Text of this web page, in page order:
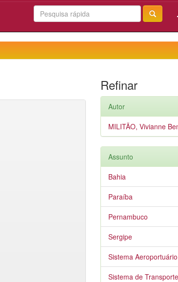
Refinar
Autor
MILITÃO, Vivianne
Assunto
Bahia
Paraíba
Pernambuco
Sergipe
Sistema Aeroportuário
Sistema de Transporte